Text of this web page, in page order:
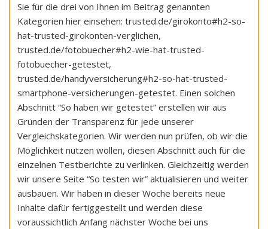
Sie für die drei von Ihnen im Beitrag genannten
Kategorien hier einsehen: trusted.de/girokonto#h2-so-
hat-trusted-girokonten-verglichen,
trusted.de/fotobuecher#h2-wie-hat-trusted-
fotobuecher-getestet,
trusted.de/handyversicherung#h2-so-hat-trusted-
smartphone-versicherungen-getestet. Einen solchen
Abschnitt “So haben wir getestet” erstellen wir aus
Gründen der Transparenz für jede unserer
Vergleichskategorien. Wir werden nun prüfen, ob wir die
Möglichkeit nutzen wollen, diesen Abschnitt auch für die
einzelnen Testberichte zu verlinken. Gleichzeitig werden
wir unsere Seite “So testen wir” aktualisieren und weiter
ausbauen. Wir haben in dieser Woche bereits neue
Inhalte dafür fertiggestellt und werden diese
voraussichtlich Anfang nächster Woche bei uns